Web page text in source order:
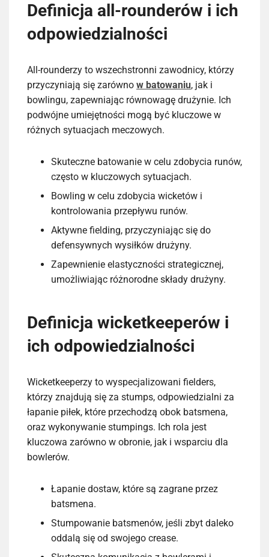
Definicja all-rounderów i ich
odpowiedzialności
All-rounderzy to wszechstronni zawodnicy, którzy
przyczyniają się zarówno w batowaniu, jak i
bowlingu, zapewniając równowagę drużynie. Ich
podwójne umiejętności mogą być kluczowe w
różnych sytuacjach meczowych.
Skuteczne batowanie w celu zdobycia runów,
często w kluczowych sytuacjach.
Bowling w celu zdobycia wicketów i
kontrolowania przepływu runów.
Aktywne fielding, przyczyniając się do
defensywnych wysiłków drużyny.
Zapewnienie elastyczności strategicznej,
umożliwiając różnorodne składy drużyny.
Definicja wicketkeeperów i
ich odpowiedzialności
Wicketkeeperzy to wyspecjalizowani fielders,
którzy znajdują się za stumps, odpowiedzialni za
łapanie piłek, które przechodzą obok batsmena,
oraz wykonywanie stumpings. Ich rola jest
kluczowa zarówno w obronie, jak i wsparciu dla
bowlerów.
Łapanie dostaw, które są zagrane przez
batsmena.
Stumpowanie batsmenów, jeśli zbyt daleko
oddalą się od swojego crease.